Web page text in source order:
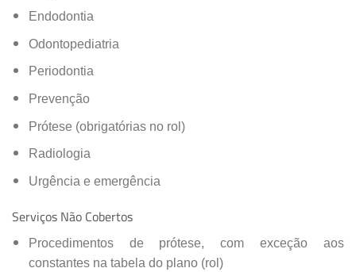
Endodontia
Odontopediatria
Periodontia
Prevenção
Prótese (obrigatórias no rol)
Radiologia
Urgência e emergência
Serviços Não Cobertos
Procedimentos de prótese, com exceção aos
constantes na tabela do plano (rol)